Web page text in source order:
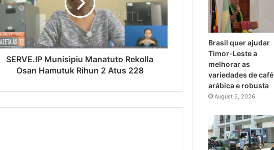
SERVE.IP Munisipiu Manatuto Rekolla
Osan Hamutuk Rihun 2 Atus 228
Brasil quer ajudar
Timor-Leste a
melhorar as
variedades de café
arábica e robusta
August 5, 2026